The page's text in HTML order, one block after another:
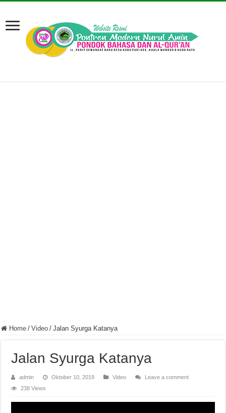
Home / Video / Jalan Syurga Katanya
Jalan Syurga Katanya
admin Oktober 10, 2019 Video
Leave a comment
238 Views